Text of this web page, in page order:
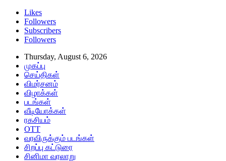
Likes
Followers
Subscribers
Followers
Thursday, August 6, 2026
முகப்பு
செய்திகள்
விமர்சனம்
விழாக்கள்
படங்கள்
வீடியோக்கள்
ரகசியம்
OTT
வரவிருக்கும் படங்கள்
சிறப்பு கட்டுரை
சினிமா வரலாறு